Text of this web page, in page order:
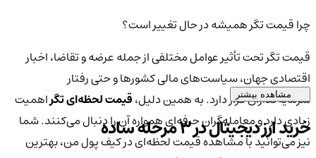
چرا قیمت تگر همیشه در حال تغییر است؟
قیمت تگر تحت تأثیر عوامل مختلفی از جمله عرضه و تقاضا، اخبار
اقتصادی جهان، سیاست‌های مالی کشورها و حتی رفتار
سرمایه‌گذاران قرار دارد. به همین دلیل،قیمت لحظه‌ای تگراهمیت
زیادی دارد و معامله‌گران حرفه‌ای همواره آن را دنبال می‌کنند. شما
نیز می‌توانید با مشاهده قیمت لحظه‌ای در کیف پول من، بهترین
مشاهده بیشتر
خرید ارز دیجیتال در 3 مرحله ساده